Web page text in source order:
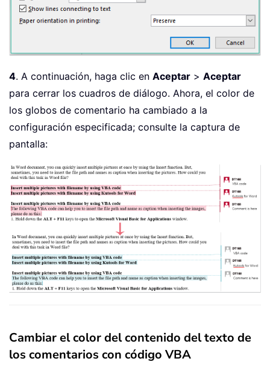
4. A continuación, haga clic en Aceptar > Aceptar
para cerrar los cuadros de diálogo. Ahora, el color de
los globos de comentario ha cambiado a la
configuración especificada; consulte la captura de
pantalla:
Cambiar el color del contenido del texto de
los comentarios con código VBA